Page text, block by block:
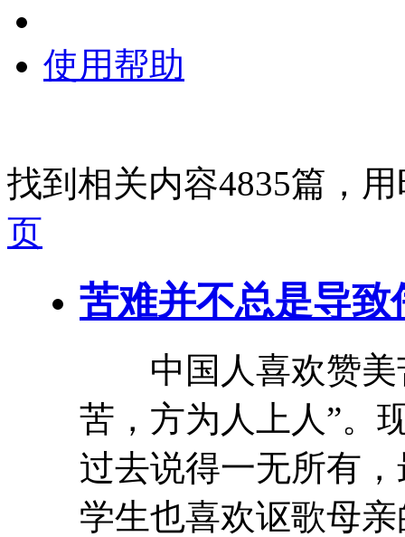
使用帮助
找到相关内容4835篇，
页
苦难并不总是导致
中国人喜欢赞美
苦，方为人上人”。
过去说得一无所有
学生也喜欢讴歌母